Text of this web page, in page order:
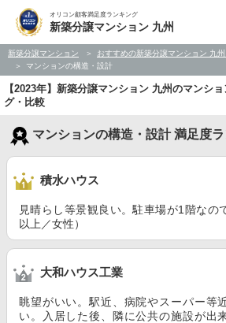
オリコン顧客満足度ランキング
新築分譲マンション 九州
新築分譲マンション おすすめの新築分譲マンション 九
マンションの構造・設計
【2023年】新築分譲マンション 九州のマンシ
グ・比較
マンションの構造・設計 満足度
積水ハウス
見晴らし等景観良い。駐車場が1階なの
以上／女性）
大和ハウス工業
眺望がいい。駅近、病院やスーパー等
い。入居した後、隣に公共の施設が出